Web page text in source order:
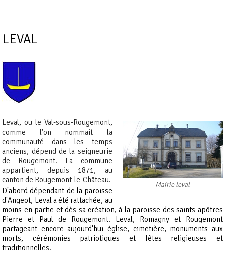
LEVAL
Mairie leval
Leval, ou le Val-sous-Rougemont,
comme l'on nommait la
communauté dans les temps
anciens, dépend de la seigneurie
de Rougemont. La commune
appartient, depuis 1871, au
canton de Rougemont-le-Château.
D'abord dépendant de la paroisse
d'Angeot, Leval a été rattachée, au
moins en partie et dès sa création, à la paroisse des saints apôtres
Pierre et Paul de Rougemont. Leval, Romagny et Rougemont
partageant encore aujourd'hui église, cimetière, monuments aux
morts, cérémonies patriotiques et fêtes religieuses et
traditionnelles.